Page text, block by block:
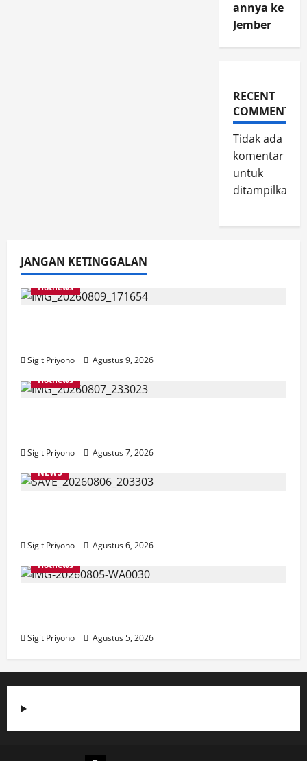
annya ke
Jember
RECENT
COMMENTS
Tidak ada
komentar
untuk
ditampilkan.
JANGAN KETINGGALAN
Hotnews
Sigit Priyono
Agustus 9, 2026
Hotnews
Sigit Priyono
Agustus 7, 2026
NEWS
Sigit Priyono
Agustus 6, 2026
Hotnews
Sigit Priyono Agustus 5, 2026